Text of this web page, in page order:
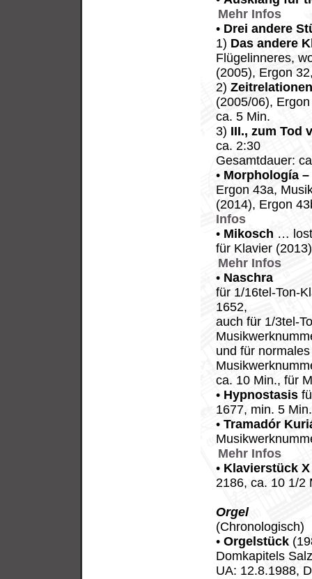
Mehr Infos
• Drei andere
1) Das andere
Flügelinneres,
(2005), Ergon
2)
(2005/06),
ca. 5 Min.
3) III., zum Tod
ca. 2:30
Gesamtdauer:
• Morphología
Ergon 43a,
(2014), Ergon
Infos
• Mikosch …
für Klavier
Mehr Infos
• Naschra
für 1/16tel-Ton-
1652,
auch für 1/3tel-
und für
ca. 10 Min., für
• Hypnostasis
1677, min. 5
•Tramadór
Mehr Infos
• Klavierstück X
2186, ca. 10 1/2
Orgel
(Chronologisch)
•Orgelstück
Domkapitels
UA: 12.8.1988,